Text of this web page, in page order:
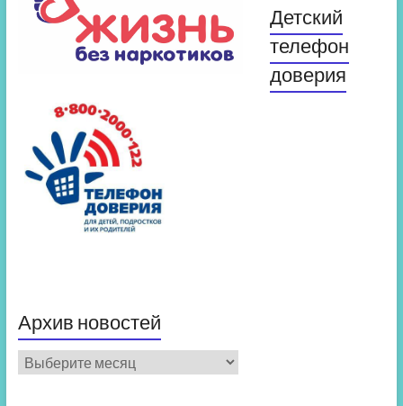
Детский
телефон
доверия
Архив новостей
Архив
новостей